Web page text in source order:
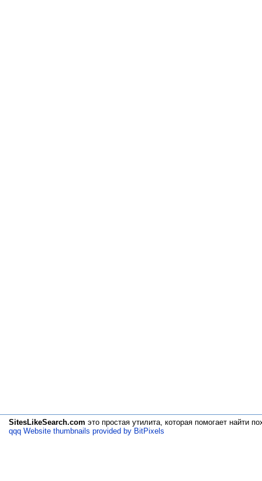
SitesLikeSearch.com это простая утилита, которая помогает найти
qqq Website thumbnails provided by BitPixels